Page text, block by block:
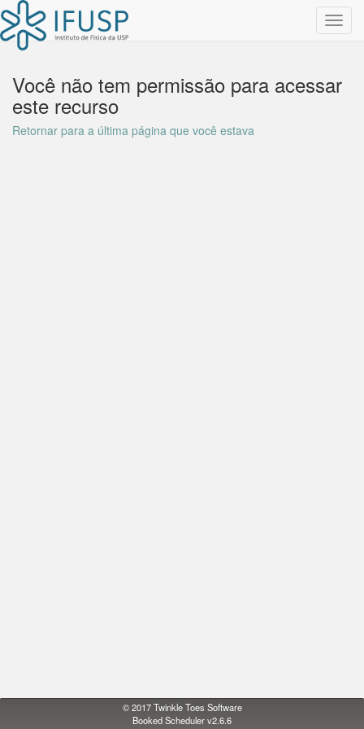
Você não tem permissão para acessar
este recurso
Retornar para a última página que você estava
© 2017Twinkle Toes Software
Booked Scheduler v2.6.6